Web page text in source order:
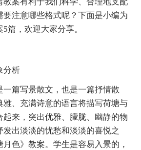
教案有利于我们科学、合理地支配
要注意哪些格式呢？下面是小编为
篇，欢迎大家分享。
分析
一篇写景散文，也是一篇抒情散
雅、充满诗意的语言将描写荷塘与
起来，突出优雅、朦胧、幽静的物
出淡淡的忧愁和淡淡的喜悦之
色》教案。学生是容易入景的，